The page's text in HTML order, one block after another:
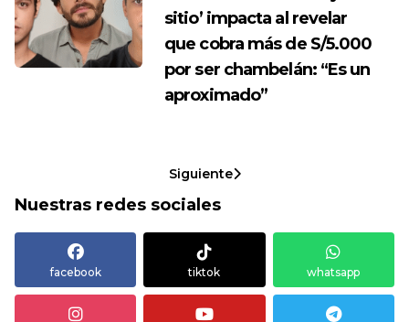
sitio’ impacta al revelar
que cobra más de S/5.000
por ser chambelán: “Es un
aproximado”
Siguiente
Nuestras redes sociales
facebook tiktok whatsapp